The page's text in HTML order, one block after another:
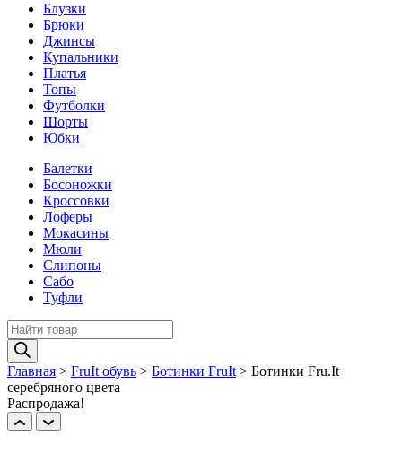
Блузки
Брюки
Джинсы
Купальники
Платья
Топы
Футболки
Шорты
Юбки
Балетки
Босоножки
Кроссовки
Лоферы
Мокасины
Мюли
Слипоны
Сабо
Туфли
Поиск
товаров
Главная > FruIt обувь > Ботинки FruIt > Ботинки Fru.It
серебряного цвета
Распродажа!